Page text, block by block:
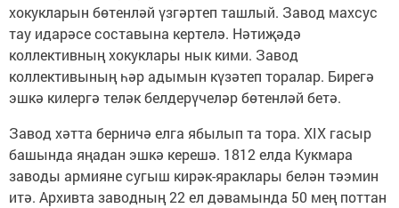
хокукларын бөтенләй үзгәртеп ташлый. Завод махсус
тау идарәсе составына кертелә. Нәтиҗәдә
коллективның хокук­лары нык кими. Завод
коллективының һәр адымын күзәтеп торалар. Бирегә
эшкә килергә теләк белдерүчеләр бөтенләй бетә.
Завод хәтта берничә елга ябылып та тора. XIX гасыр
башында яңадан эшкә керешә. 1812 елда Кукмара
заводы армияне сугыш кирәк-яраклары белән тәэмин
итә. Архивта заводның 22 ел дәвамында 50 мең поттан